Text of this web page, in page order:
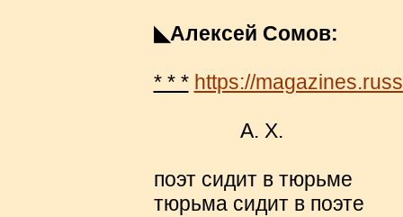
◣Алексей Сомов:
* * * https://
А. Х.
поэт сидит в тюрьме
тюрьма сидит в поэте